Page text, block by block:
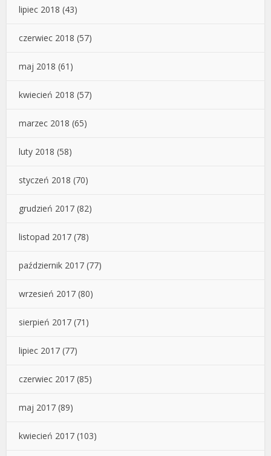
lipiec 2018 (43)
czerwiec 2018 (57)
maj 2018 (61)
kwiecień 2018 (57)
marzec 2018 (65)
luty 2018 (58)
styczeń 2018 (70)
grudzień 2017 (82)
listopad 2017 (78)
październik 2017 (77)
wrzesień 2017 (80)
sierpień 2017 (71)
lipiec 2017 (77)
czerwiec 2017 (85)
maj 2017 (89)
kwiecień 2017 (103)